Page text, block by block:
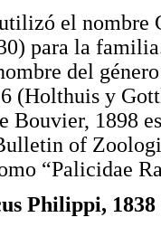
el
para la
del
(Holthuis y
Bouvier, 1898
of
“Palicidae
Philippi, 1838